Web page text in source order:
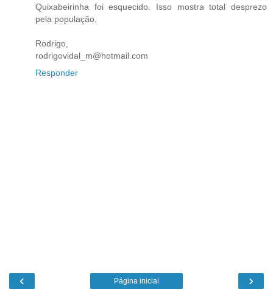
Quixabeirinha foi esquecido. Isso mostra total desprezo
pela população.
Rodrigo,
rodrigovidal_m@hotmail.com
Responder
‹ ›
Página inicial